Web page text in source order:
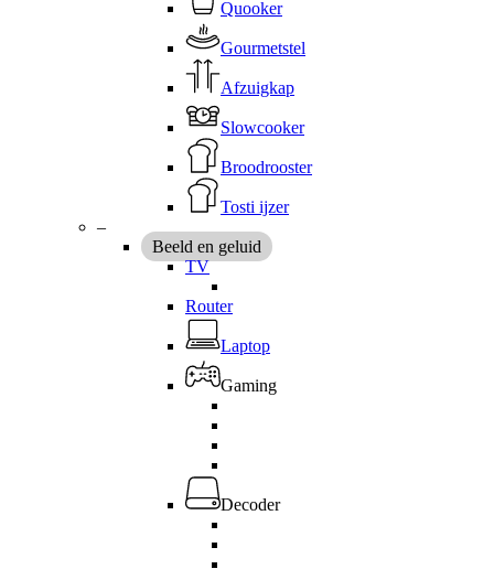
Quooker
Gourmetstel
Afzuigkap
Slowcooker
Broodrooster
Tosti ijzer
–
Beeld en geluid
TV
Router
Laptop
Gaming
Decoder